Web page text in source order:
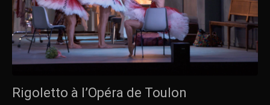
Rigoletto à l’Opéra de Toulon